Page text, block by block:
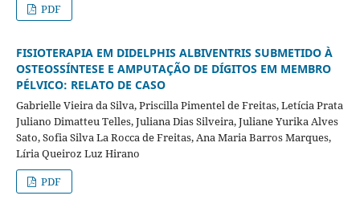
PDF
FISIOTERAPIA EM DIDELPHIS ALBIVENTRIS SUBMETIDO À
OSTEOSSÍNTESE E AMPUTAÇÃO DE DÍGITOS EM MEMBRO
PÉLVICO: RELATO DE CASO
Gabrielle Vieira da Silva, Priscilla Pimentel de Freitas, Letícia Prata
Juliano Dimatteu Telles, Juliana Dias Silveira, Juliane Yurika Alves
Sato, Sofia Silva La Rocca de Freitas, Ana Maria Barros Marques,
Líria Queiroz Luz Hirano
PDF